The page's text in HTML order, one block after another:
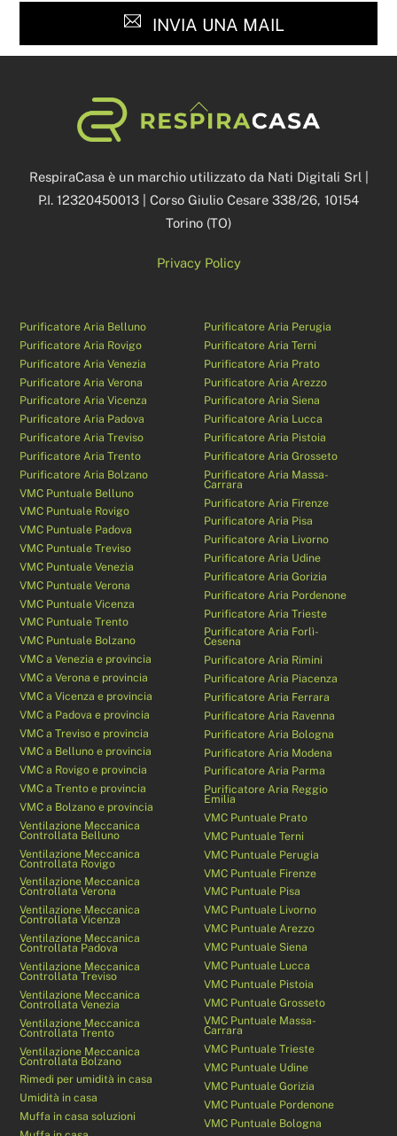
INVIA UNA MAIL
Back
To
RespiraCasa è un marchio utilizzato da Nati Digitali Srl |
P.I. 12320450013 | Corso Giulio Cesare 338/26, 10154
Torino (TO)
Privacy Policy
Purificatore Aria Belluno
Purificatore Aria Rovigo
Purificatore Aria Venezia
Purificatore Aria Verona
Purificatore Aria Vicenza
Purificatore Aria Padova
Purificatore Aria Treviso
Purificatore Aria Trento
Purificatore Aria Bolzano
VMC Puntuale Belluno
VMC Puntuale Rovigo
VMC Puntuale Padova
VMC Puntuale Treviso
VMC Puntuale Venezia
VMC Puntuale Verona
VMC Puntuale Vicenza
VMC Puntuale Trento
VMC Puntuale Bolzano
VMC a Venezia e provincia
VMC a Verona e provincia
VMC a Vicenza e provincia
VMC a Padova e provincia
VMC a Treviso e provincia
VMC a Belluno e provincia
VMC a Rovigo e provincia
VMC a Trento e provincia
VMC a Bolzano e provincia
Ventilazione Meccanica
Controllata Belluno
Ventilazione Meccanica
Controllata Rovigo
Ventilazione Meccanica
Controllata Verona
Ventilazione Meccanica
Controllata Vicenza
Ventilazione Meccanica
Controllata Padova
Ventilazione Meccanica
Controllata Treviso
Ventilazione Meccanica
Controllata Venezia
Ventilazione Meccanica
Controllata Trento
Ventilazione Meccanica
Controllata Bolzano
Rimedi per umidità in casa
Umidità in casa
Muffa in casa soluzioni
Purificatore Aria Perugia
Purificatore Aria Terni
Purificatore Aria Prato
Purificatore Aria Arezzo
Purificatore Aria Siena
Purificatore Aria Lucca
Purificatore Aria Pistoia
Purificatore Aria Grosseto
Purificatore Aria Massa-
Carrara
Purificatore Aria Firenze
Purificatore Aria Pisa
Purificatore Aria Livorno
Purificatore Aria Udine
Purificatore Aria Gorizia
Purificatore Aria Pordenone
Purificatore Aria Trieste
Purificatore Aria Forlì-
Cesena
Purificatore Aria Rimini
Purificatore Aria Piacenza
Purificatore Aria Ferrara
Purificatore Aria Ravenna
Purificatore Aria Bologna
Purificatore Aria Modena
Purificatore Aria Parma
Purificatore Aria Reggio
Emilia
VMC Puntuale Prato
VMC Puntuale Terni
VMC Puntuale Perugia
VMC Puntuale Firenze
VMC Puntuale Pisa
VMC Puntuale Livorno
VMC Puntuale Arezzo
VMC Puntuale Siena
VMC Puntuale Lucca
VMC Puntuale Pistoia
VMC Puntuale Grosseto
VMC Puntuale Massa-
Carrara
VMC Puntuale Trieste
VMC Puntuale Udine
VMC Puntuale Gorizia
VMC Puntuale Pordenone
VMC Puntuale Bologna